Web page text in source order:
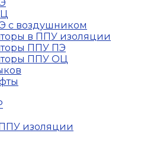
с воздушником
в ППУ изоляции
ППУ ПЭ
ППУ ОЦ
изоляции